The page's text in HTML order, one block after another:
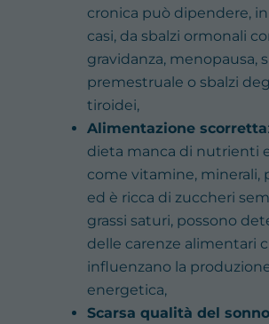
cronica può dipendere,
casi, da sbalzi ormonali
gravidanza, menopausa,
premestruale o sbalzi
tiroidei,
Alimentazione scorretta
dieta manca di nutrienti
come vitamine, minerali,
ed è ricca di zuccheri
grassi saturi, possono
delle carenze alimentari
influenzano la
energetica,
Scarsa qualità del sonno